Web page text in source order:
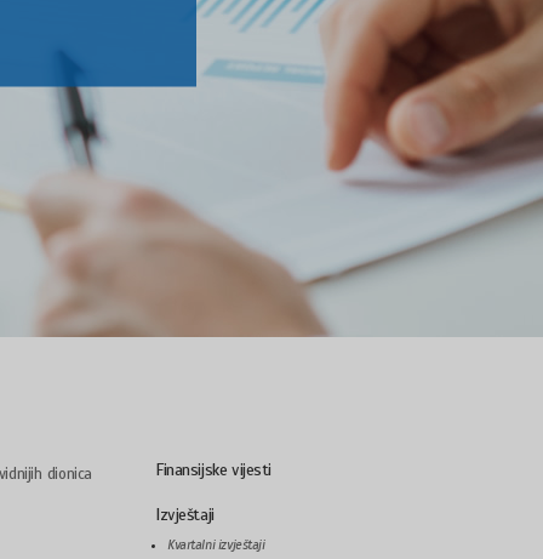
dionica Finansijske vijesti
Izvještaji
Kvartalni izvještaji